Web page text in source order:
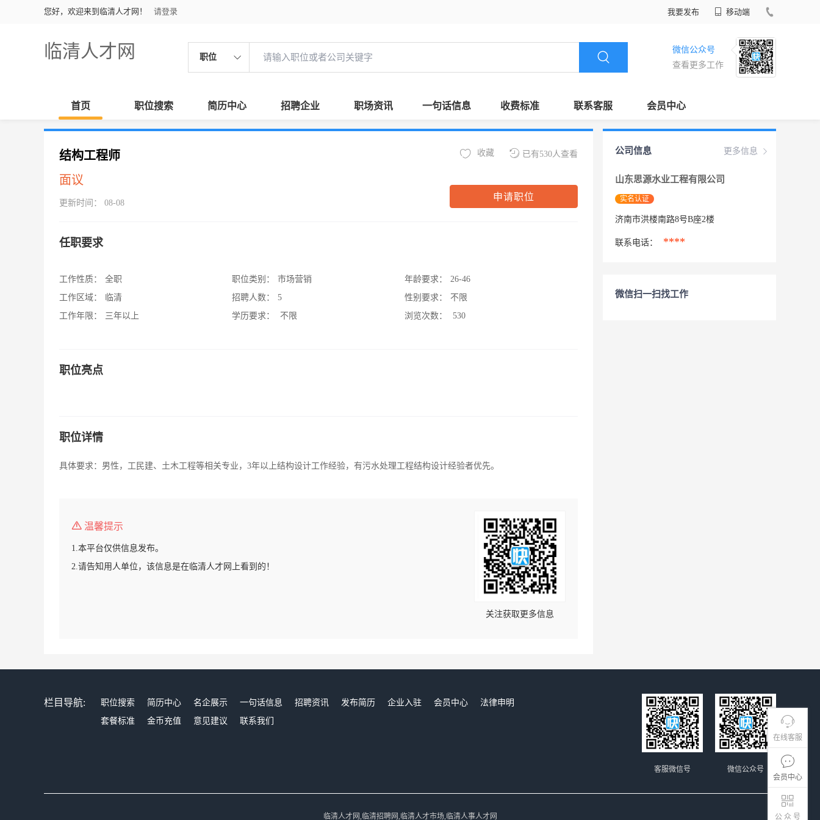
您好，欢迎来到临清人才网！ 请登录 我要发布 移动端
临清人才网 职位
微信公众号
查看更多工作
首页 职位搜索 简历中心 招聘企业 职场资讯 一句话信息 收费标准 联系客服 会员中心
在线客服
会员中心
公 众 号
结构工程师
面议
更新时间： 08-08
已有530人查看
收藏
申请职位
任职要求
工作性质：
全职
工作区域：
临清
工作年限：
三年以上
职位类别：
市场营销
招聘人数：
5
学历要求：
不限
年龄要求：
26-46
性别要求：
不限
浏览次数：
530
职位亮点
职位详情
具体要求：男性，工民建、土木工程等相关专业，3年以上结构设计工作经验，有污水处理工程结构设计经验者优先。
温馨提示
1.本平台仅供信息发布。
2.请告知用人单位，该信息是在临清人才网上看到的！
关注获取更多信息
更多信息
公司信息
山东思源水业工程有限公司
实名认证
济南市洪楼南路8号B座2楼
联系电话： ****
微信扫一扫找工作
栏目导航: 职位搜索 简历中心 名企展示 一句话信息 招聘资讯 发布简历 企业入驻 会员中心
法律申明
套餐标准
金币充值 意见建议 联系我们
微信公众号
客服微信号
临清人才网,临清招聘网,临清人才市场,临清人事人才网